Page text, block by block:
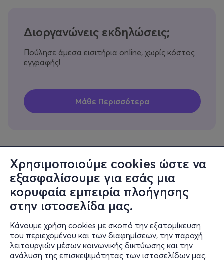
Χρησιμοποιούμε cookies ώστε να
εξασφαλίσουμε για εσάς μια
κορυφαία εμπειρία πλοήγησης
στην ιστοσελίδα μας.
Κάνουμε χρήση cookies με σκοπό την εξατομίκευση
του περιεχομένου και των διαφημίσεων, την παροχή
λειτουργιών μέσων κοινωνικής δικτύωσης και την
ανάλυση της επισκεψιμότητας των ιστοσελίδων μας.
Διοργανώνεις εκδηλώσεις;
Πούλησε άμεσα εισιτήρια online, χωρίς κόστος
εγγραφής!
Πληροφορίες
Υποστήριξη
Stay Connected